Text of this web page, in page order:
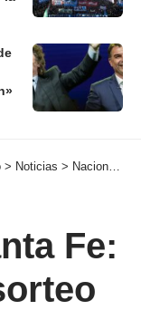
> Noticias > Nacionales
Fe: